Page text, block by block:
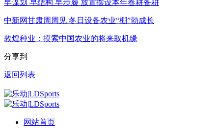
早谋划 早结构 早步履 放置摆设本年春耕备耕
中新网甘肃周周见 冬日设备农业“棚”勃成长
敦煌种业：摸索中国农业的将来取机缘
分享到
返回列表
网站首页